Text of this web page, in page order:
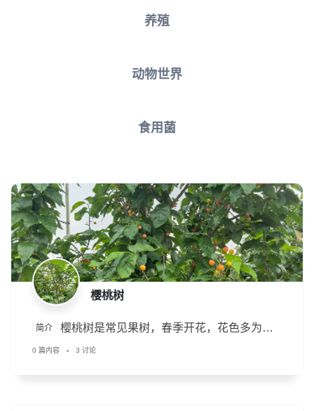
养殖
动物世界
食用菌
樱桃树
简介
樱桃树是常见果树，春季开花，花色多为白
色或粉色，夏季结果，果实甜美。喜温暖湿润气
穿孔病。
0 篇内容 3 讨论